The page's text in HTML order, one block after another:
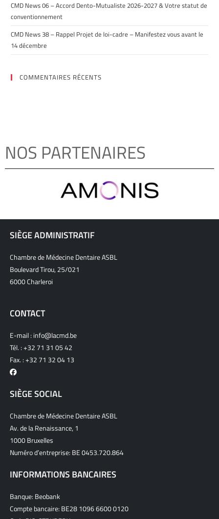
CMD News 06 – Accord Dento-Mutualiste 2026-2027 & Votre statut de
conventionnement
CMD News 38 – Rappel Projet de loi-cadre – Manifestez vous avant le
14 décembre
COMMENTAIRES RÉCENTS
NOS PARTENAIRES
SIÈGE ADMINISTRATIF
Chambre de Médecine Dentaire ASBL
Boulevard Tirou, 25/021
6000 Charleroi
CONTACT
E-mail : info@lacmd.be
Tél. :+32 71 31 05 42
Fax. : +32 71 32 04 13
SIÈGE SOCIAL
Chambre de Médecine Dentaire ASBL
Av. de la Renaissance, 1
1000 Bruxelles
Numéro d’entreprise: BE 0453.720.864
INFORMATIONS BANCAIRES
Banque: Beobank
Compte bancaire: BE28 1096 6600 0120